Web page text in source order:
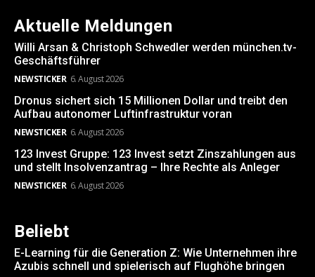
Aktuelle Meldungen
Willi Arsan & Christoph Schwedler werden münchen.tv-
Geschäftsführer
NEWSTICKER 6. August 2026
Dronus sichert sich 15 Millionen Dollar und treibt den
Aufbau autonomer Luftinfrastruktur voran
NEWSTICKER 6. August 2026
123 Invest Gruppe: 123 Invest setzt Zinszahlungen aus
und stellt Insolvenzantrag – Ihre Rechte als Anleger
NEWSTICKER 6. August 2026
Beliebt
E-Learning für die Generation Z: Wie Unternehmen ihre
Azubis schnell und spielerisch auf Flughöhe bringen